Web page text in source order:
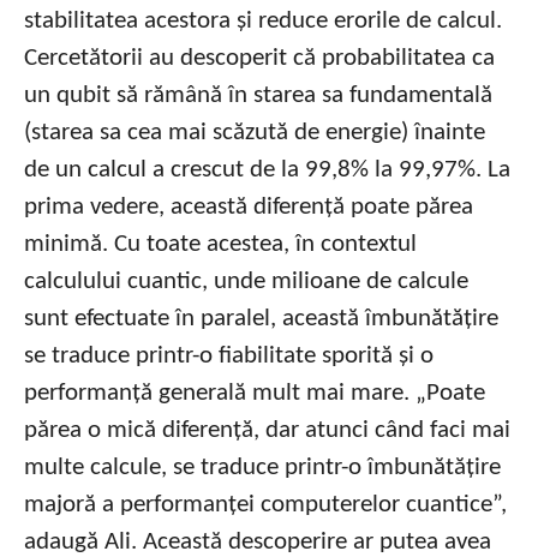
stabilitatea acestora și reduce erorile de calcul.
Cercetătorii au descoperit că probabilitatea ca
un qubit să rămână în starea sa fundamentală
(starea sa cea mai scăzută de energie) înainte
de un calcul a crescut de la 99,8% la 99,97%. La
prima vedere, această diferență poate părea
minimă. Cu toate acestea, în contextul
calculului cuantic, unde milioane de calcule
sunt efectuate în paralel, această îmbunătățire
se traduce printr-o fiabilitate sporită și o
performanță generală mult mai mare. „Poate
părea o mică diferență, dar atunci când faci mai
multe calcule, se traduce printr-o îmbunătățire
majoră a performanței computerelor cuantice”,
adaugă Ali. Această descoperire ar putea avea